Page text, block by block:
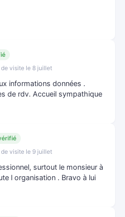
visite le 8 juillet
informations données .
de rdv. Accueil sympathique
visite le 9 juillet
surtout le monsieur à
l organisation . Bravo à lui